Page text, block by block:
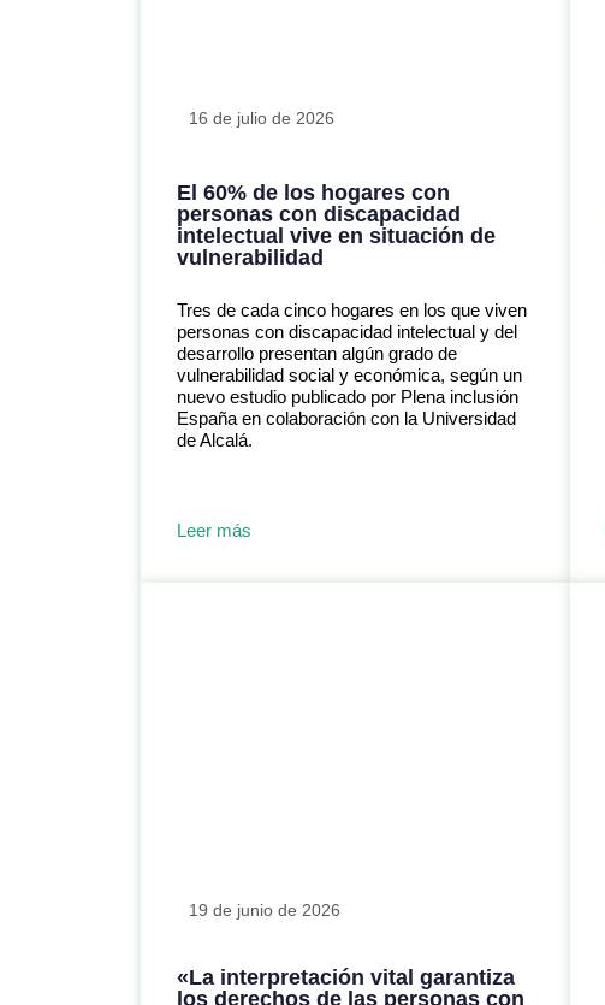
16 de julio de 2026
El 60% de los hogares con
personas con discapacidad
intelectual vive en situación de
vulnerabilidad
Tres de cada cinco hogares en los que viven
personas con discapacidad intelectual y del
desarrollo presentan algún grado de
vulnerabilidad social y económica, según un
nuevo estudio publicado por Plena inclusión
España en colaboración con la Universidad
de Alcalá.
Leer más
19 de junio de 2026
«La interpretación vital garantiza
los derechos de las personas con